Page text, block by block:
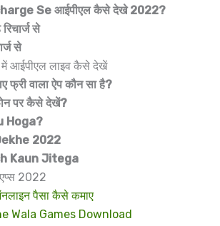
Se आईपीएल कैसे देखे 2022?
से
से
में आईपीएल लाइव कैसे देखें
फ्री वाला ऐप कौन सा है?
पर कैसे देखें?
Hoga?
2022
Kaun Jitega
2022
पैसा कैसे कमाए
Wala Games Download